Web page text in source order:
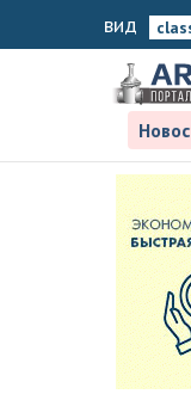
вид